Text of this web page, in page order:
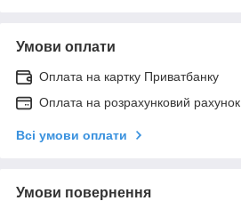
Умови оплати
Оплата на картку Приватбанку
Оплата на розрахунковий рахунок
Всі умови оплати
Умови повернення